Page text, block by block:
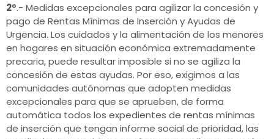
2º.- Medidas excepcionales para agilizar la concesión y
pago de Rentas Mínimas de Inserción y Ayudas de
Urgencia. Los cuidados y la alimentación de los menores
en hogares en situación económica extremadamente
precaria, puede resultar imposible si no se agiliza la
concesión de estas ayudas. Por eso, exigimos a las
comunidades autónomas que adopten medidas
excepcionales para que se aprueben, de forma
automática todos los expedientes de rentas mínimas
de inserción que tengan informe social de prioridad, las